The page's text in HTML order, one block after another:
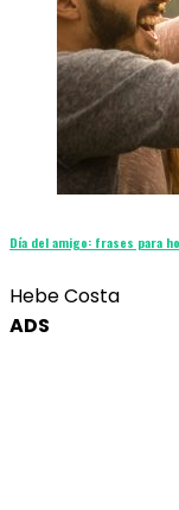
Día del amigo: frases para
Hebe Costa
ADS